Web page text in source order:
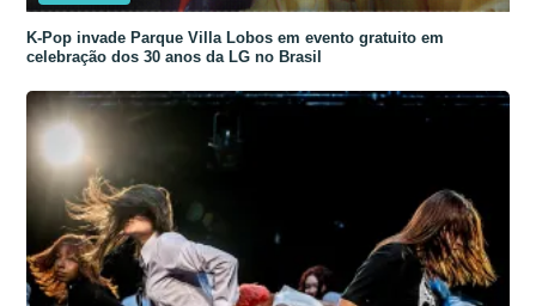
K-Pop invade Parque Villa Lobos em evento gratuito em
celebração dos 30 anos da LG no Brasil